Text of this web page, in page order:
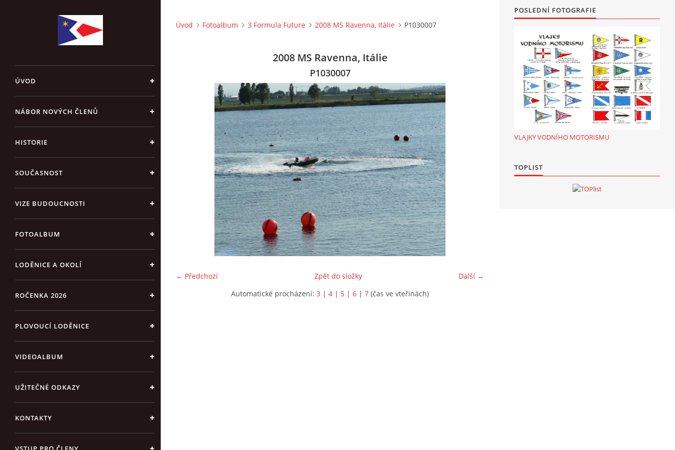
ÚVOD
NÁBOR NOVÝCH ČLENŮ
HISTORIE
SOUČASNOST
VIZE BUDOUCNOSTI
FOTOALBUM
LODĚNICE A OKOLÍ
ROČENKA 2026
PLOVOUCÍ LODĚNICE
VIDEOALBUM
UŽITEČNÉ ODKAZY
KONTAKTY
Úvod Fotoalbum 3 Formula Future 2008 MS Ravenna, Itálie P1030007
2008 MS Ravenna, Itálie
P1030007
← Předchozí Další →
Zpět do složky
Automatické procházení: 3 | 4 | 5 | 6 | 7 (čas ve vteřinách)
POSLEDNÍ FOTOGRAFIE
VLAJKY VODNÍHO MOTORISMU
TOPLIST